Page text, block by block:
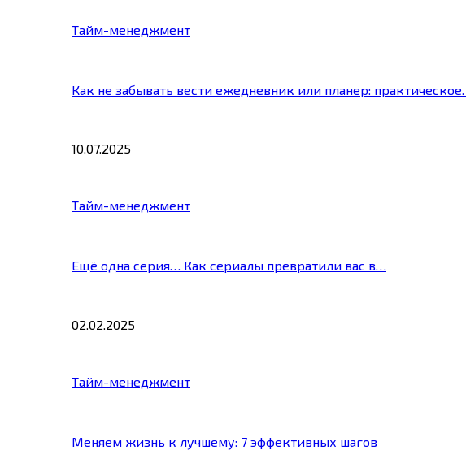
Тайм-менеджмент
Как не забывать вести ежедневник или планер: практическое…
10.07.2025
Тайм-менеджмент
Ещё одна серия… Как сериалы превратили вас в…
02.02.2025
Тайм-менеджмент
Меняем жизнь к лучшему: 7 эффективных шагов